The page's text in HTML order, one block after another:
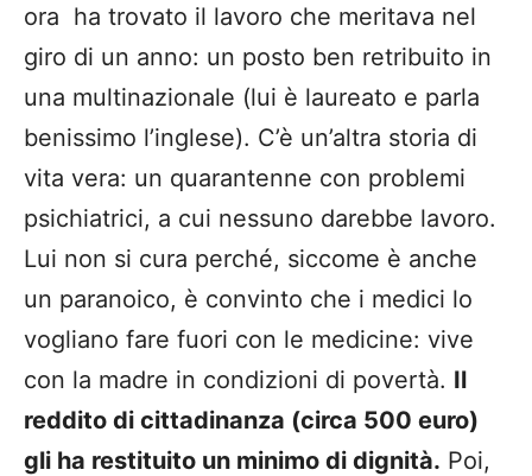
ora ha trovato il lavoro che meritava nel
giro di un anno: un posto ben retribuito in
una multinazionale (lui è laureato e parla
benissimo l’inglese). C’è un’altra storia di
vita vera: un quarantenne con problemi
psichiatrici, a cui nessuno darebbe lavoro.
Lui non si cura perché, siccome è anche
un paranoico, è convinto che i medici lo
vogliano fare fuori con le medicine: vive
con la madre in condizioni di povertà. Il
reddito di cittadinanza (circa 500 euro)
gli ha restituito un minimo di dignità. Poi,